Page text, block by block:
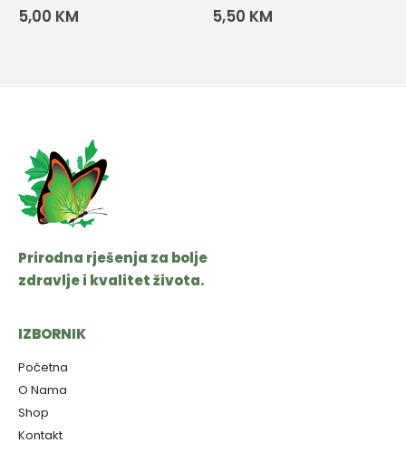
5,00 KM 5,50 KM
Prirodna rješenja za bolje
zdravlje i kvalitet života.
IZBORNIK
Početna
O Nama
Shop
Kontakt